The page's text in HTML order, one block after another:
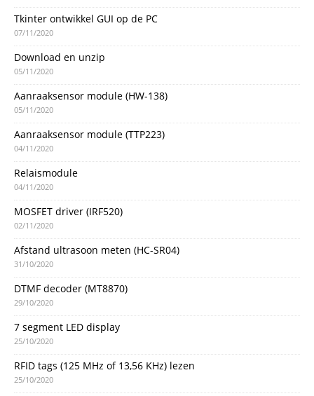
Tkinter ontwikkel GUI op de PC
07/11/2020
Download en unzip
05/11/2020
Aanraaksensor module (HW-138)
05/11/2020
Aanraaksensor module (TTP223)
04/11/2020
Relaismodule
04/11/2020
MOSFET driver (IRF520)
02/11/2020
Afstand ultrasoon meten (HC-SR04)
31/10/2020
DTMF decoder (MT8870)
29/10/2020
7 segment LED display
25/10/2020
RFID tags (125 MHz of 13,56 KHz) lezen
25/10/2020